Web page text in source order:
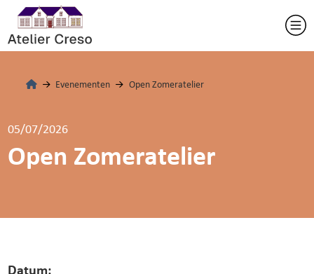
Evenementen Open Zomeratelier
05/07/2026
Open Zomeratelier
Datum: